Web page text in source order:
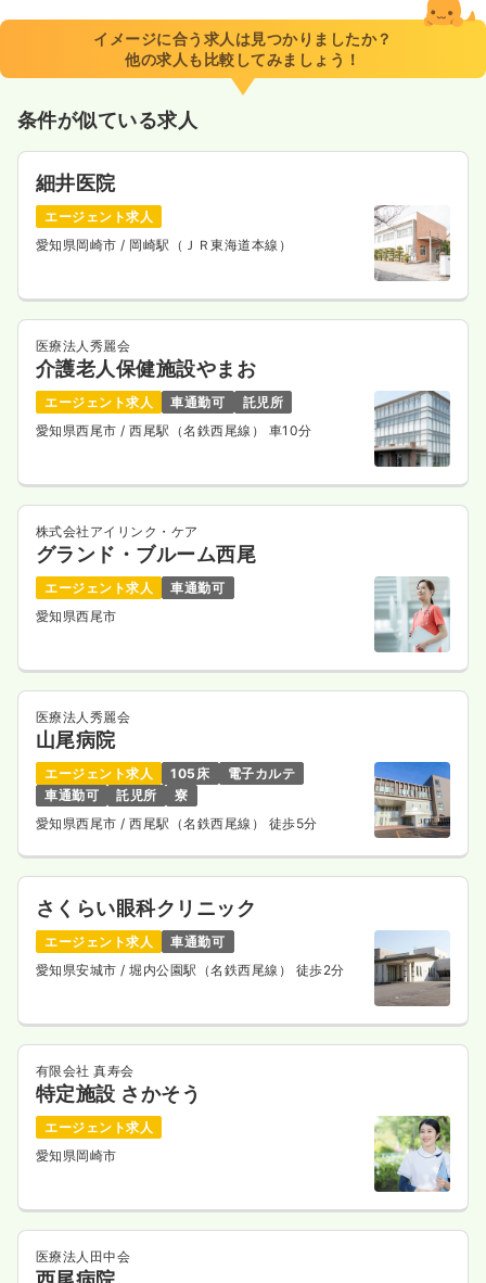
イメージに合う求人は見つかりましたか？
他の求人も比較してみましょう！
条件が似ている求人
細井医院
エージェント求人
愛知県岡崎市 / 岡崎駅（ＪＲ東海道本線）
医療法人秀麗会
介護老人保健施設やまお
エージェント求人 車通勤可
託児所
愛知県西尾市 / 西尾駅（名鉄西尾線） 車10分
株式会社アイリンク・ケア
グランド・ブルーム西尾
エージェント求人
車通勤可
愛知県西尾市
医療法人秀麗会
山尾病院
エージェント求人 105床
電子カルテ
車通勤可
託児所
寮
愛知県西尾市/ 西尾駅（名鉄西尾線） 徒歩5分
さくらい眼科クリニック
エージェント求人
車通勤可
愛知県安城市 / 堀内公園駅（名鉄西尾線） 徒歩2分
有限会社 真寿会
特定施設 さかそう
エージェント求人
愛知県岡崎市
医療法人田中会